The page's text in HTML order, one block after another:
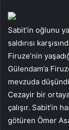
Sabit’in oğlunu
saldırısı
Firuze’nin
Gülendam’a
mevzuda
Cezayir bir
çalışır. Sabit’in
götüren Ömer